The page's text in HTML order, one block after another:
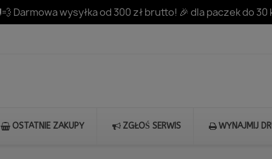
Darmowa wysyłka od 300 zł brutto! 🎉 dla paczek do 30
OSTATNIE ZAKUPY ZGŁOŚ SERWIS WYNAJMIJ